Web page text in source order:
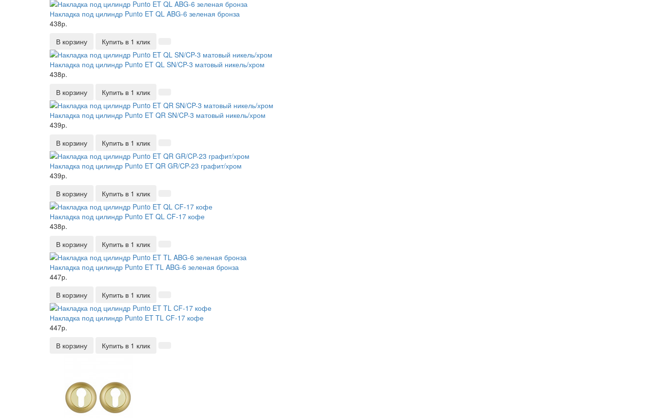
Накладка под цилиндр Punto ET QL ABG-6 зеленая бронза
438р.
В корзину
Купить в 1 клик
Накладка под цилиндр Punto ET QL SN/CP-3 матовый никель/хром
438р.
В корзину
Купить в 1 клик
Накладка под цилиндр Punto ET QR SN/CP-3 матовый никель/хром
439р.
В корзину
Купить в 1 клик
Накладка под цилиндр Punto ET QR GR/CP-23 графит/хром
439р.
В корзину
Купить в 1 клик
Накладка под цилиндр Punto ET QL CF-17 кофе
438р.
В корзину
Купить в 1 клик
Накладка под цилиндр Punto ET TL ABG-6 зеленая бронза
447р.
В корзину
Купить в 1 клик
Накладка под цилиндр Punto ET TL CF-17 кофе
447р.
В корзину
Купить в 1 клик